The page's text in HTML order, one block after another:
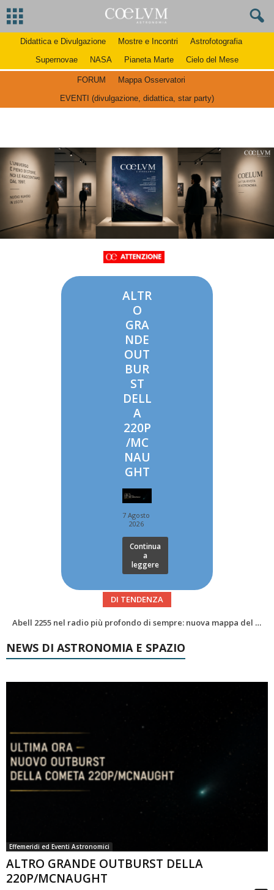
Didattica e Divulgazione Mostre e Incontri
Astrofotografia
Supernovae
NASA Pianeta Marte Cielo del Mese
FORUM
Mappa Osservatori
EVENTI (divulgazione, didattica, star party)
ALTR
O
GRA
NDE
OUT
BUR
ST
DELL
A
220P
/MC
NAU
GHT
7 Agosto
2026
Continua
a
leggere
DI TENDENZA
Alzando gli occhi al cielo – Vale la sveglia?Le congiunzioni di agosto 2026
NEWS DI ASTRONOMIA E SPAZIO
Effemeridi ed Eventi Astronomici
ALTRO GRANDE OUTBURST DELLA
220P/MCNAUGHT